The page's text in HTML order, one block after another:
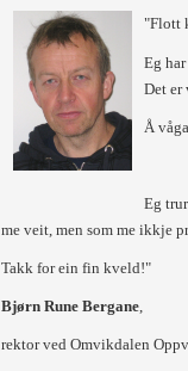
"Flott
Eg
Det er
Å
Eg
me veit, men som me ikkje
Takk for ein fin kveld!"
Bjørn Rune Bergane,
rektor ved Omvikdalen